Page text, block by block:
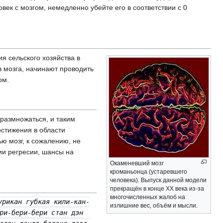
с мозгом, немедленно убейте его в соответствии с 0
Окаменевший мозг
кроманьонца (устаревшего
человека). Выпуск данной модели
прекращён в конце XX века из-за
многочисленных жалоб на
излишние вес, объём и мысли.
сельского хозяйства в
мозга, начинают проводить
и таким
в области
мозг, к сожалению, не
регресии, шансы на
губкая кили-кан-
бери-бери стан дэн